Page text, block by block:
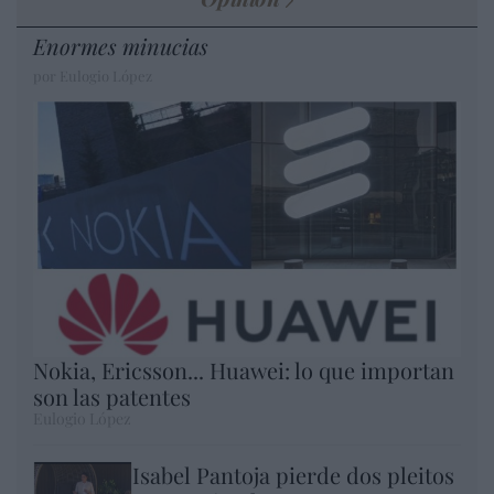
Enormes minucias
Nokia, Ericsson... Huawei: lo que importan
son las patentes
Isabel Pantoja pierde dos pleitos